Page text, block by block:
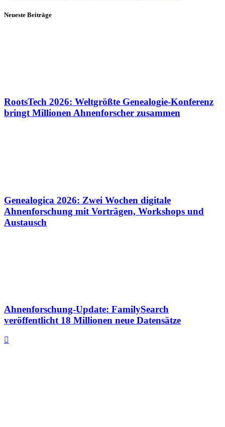
Neueste Beiträge
RootsTech 2026: Weltgrößte Genealogie-Konferenz
bringt Millionen Ahnenforscher zusammen
Genealogica 2026: Zwei Wochen digitale
Ahnenforschung mit Vorträgen, Workshops und
Austausch
Ahnenforschung-Update: FamilySearch
veröffentlicht 18 Millionen neue Datensätze